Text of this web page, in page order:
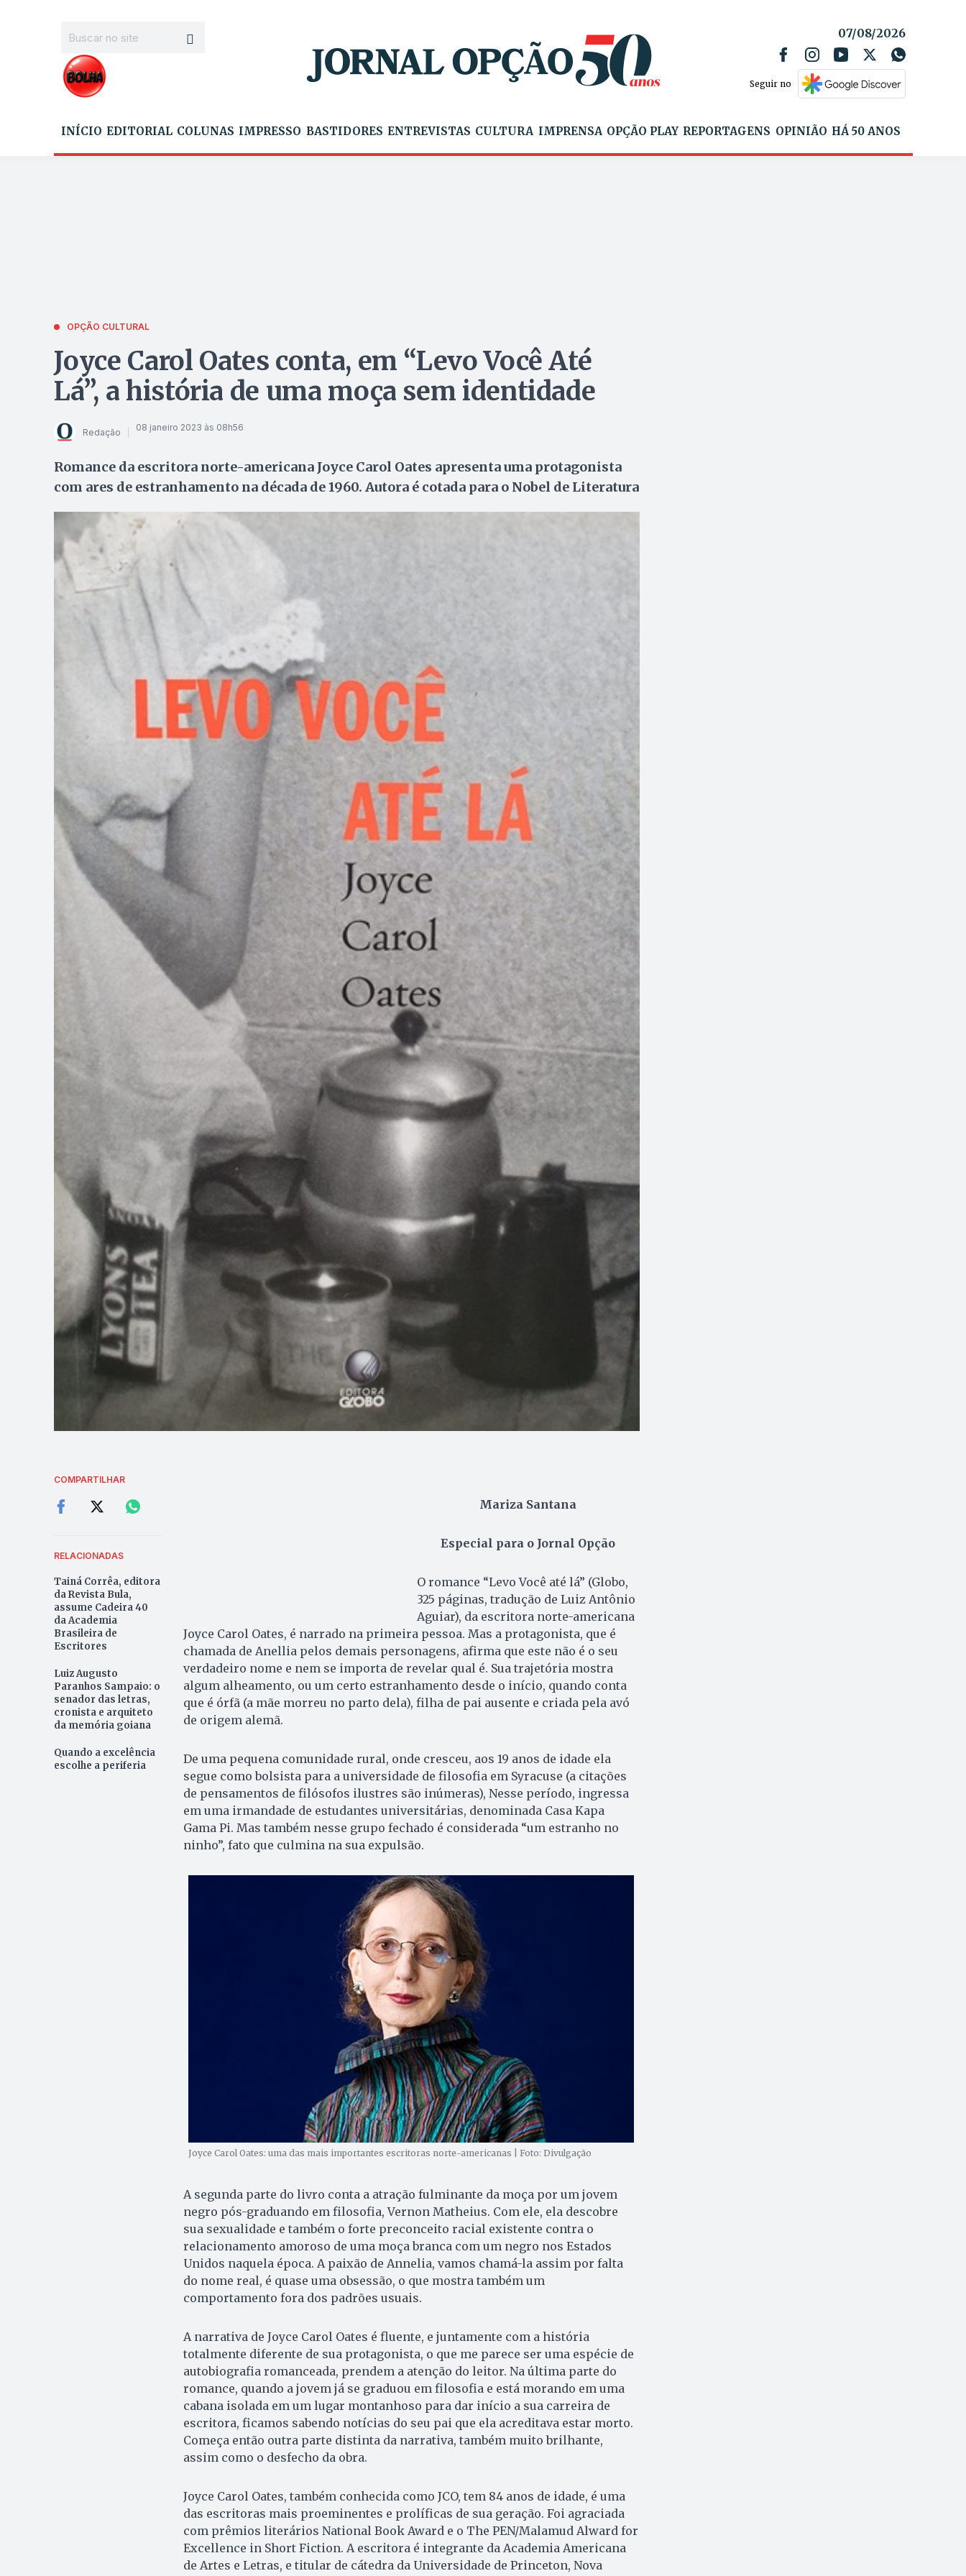
07/08/2026
Seguir no
INÍCIO EDITORIAL COLUNAS IMPRESSO BASTIDORES ENTREVISTAS CULTURA IMPRENSA OPÇÃO PLAY REPORTAGENS OPINIÃO HÁ 50 ANOS
OPÇÃO CULTURAL
Joyce Carol Oates conta, em “Levo Você Até
Lá”, a história de uma moça sem identidade
Redação 08 janeiro 2023 às 08h56
Romance da escritora norte-americana Joyce Carol Oates apresenta uma protagonista
com ares de estranhamento na década de 1960. Autora é cotada para o Nobel de Literatura
COMPARTILHAR
RELACIONADAS
Tainá Corrêa, editora
da Revista Bula,
assume Cadeira 40
da Academia
Brasileira de
Escritores
Luiz Augusto
Paranhos Sampaio: o
senador das letras,
cronista e arquiteto
da memória goiana
Quando a excelência
escolhe a periferia
Mariza Santana
Especial para o Jornal Opção
O romance “Levo Você até lá” (Globo,
325 páginas, tradução de Luiz Antônio
Aguiar), da escritora norte-americana
Joyce Carol Oates, é narrado na primeira pessoa. Mas a protagonista, que é
chamada de Anellia pelos demais personagens, afirma que este não é o seu
verdadeiro nome e nem se importa de revelar qual é. Sua trajetória mostra
algum alheamento, ou um certo estranhamento desde o início, quando conta
que é órfã (a mãe morreu no parto dela), filha de pai ausente e criada pela avó
de origem alemã.
De uma pequena comunidade rural, onde cresceu, aos 19 anos de idade ela
segue como bolsista para a universidade de filosofia em Syracuse (a citações
de pensamentos de filósofos ilustres são inúmeras), Nesse período, ingressa
em uma irmandade de estudantes universitárias, denominada Casa Kapa
Gama Pi. Mas também nesse grupo fechado é considerada “um estranho no
ninho”, fato que culmina na sua expulsão.
Joyce Carol Oates: uma das mais importantes escritoras norte-americanas | Foto: Divulgação
A segunda parte do livro conta a atração fulminante da moça por um jovem
negro pós-graduando em filosofia, Vernon Matheius. Com ele, ela descobre
sua sexualidade e também o forte preconceito racial existente contra o
relacionamento amoroso de uma moça branca com um negro nos Estados
Unidos naquela época. A paixão de Annelia, vamos chamá-la assim por falta
do nome real, é quase uma obsessão, o que mostra também um
comportamento fora dos padrões usuais.
A narrativa de Joyce Carol Oates é fluente, e juntamente com a história
totalmente diferente de sua protagonista, o que me parece ser uma espécie de
autobiografia romanceada, prendem a atenção do leitor. Na última parte do
romance, quando a jovem já se graduou em filosofia e está morando em uma
cabana isolada em um lugar montanhoso para dar início a sua carreira de
escritora, ficamos sabendo notícias do seu pai que ela acreditava estar morto.
Começa então outra parte distinta da narrativa, também muito brilhante,
assim como o desfecho da obra.
Joyce Carol Oates, também conhecida como JCO, tem 84 anos de idade, é uma
das escritoras mais proeminentes e prolíficas de sua geração. Foi agraciada
com prêmios literários National Book Award e o The PEN/Malamud Alward for
Excellence in Short Fiction. A escritora é integrante da Academia Americana
de Artes e Letras, e titular de cátedra da Universidade de Princeton, Nova